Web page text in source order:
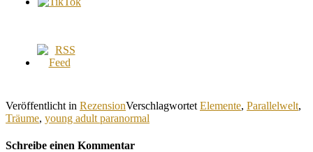
Veröffentlicht in RezensionVerschlagwortet Elemente, Parallelwelt,
Träume, young adult paranormal
Schreibe einen Kommentar